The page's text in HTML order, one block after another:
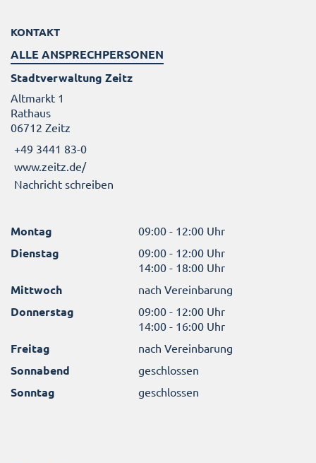
KONTAKT
ALLE ANSPRECHPERSONEN
Stadtverwaltung Zeitz
Altmarkt 1
Rathaus
06712 Zeitz
+49 3441 83-0
www.zeitz.de/
Nachricht schreiben
Montag 09:00 - 12:00 Uhr
Dienstag
09:00 - 12:00 Uhr
14:00 - 18:00 Uhr
Mittwoch nach Vereinbarung
Donnerstag
09:00 - 12:00 Uhr
14:00 - 16:00 Uhr
Freitag nach Vereinbarung
Sonnabend geschlossen
Sonntag geschlossen